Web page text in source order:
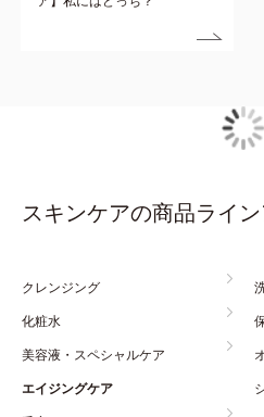
スキンケアの商品ライ
クレンジング
化粧水
美容液・スペシャルケア
エイジングケア